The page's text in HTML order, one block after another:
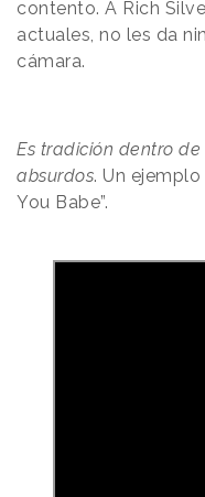
contento. A Rich
actuales, no les da
cámara.
Es tradición dentro
absurdos. Un
You Babe”.